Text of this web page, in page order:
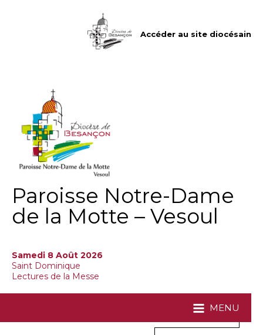
Accéder au site diocésain
Paroisse Notre-Dame
de la Motte – Vesoul
Samedi 8 Août 2026
Saint Dominique
Lectures de la Messe
MENU